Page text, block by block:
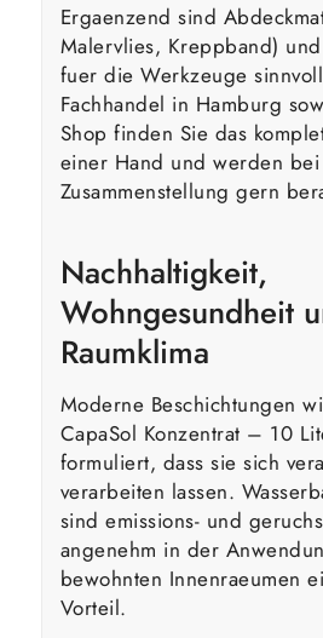
Ergaenzend sind
Malervlies, Kreppband)
fuer die Werkzeuge
Fachhandel in Hamburg
Shop finden Sie das
einer Hand und werden
Zusammenstellung gern
Nachhaltigkeit,
Wohngesundheit
Raumklima
Moderne Beschichtungen
CapaSol Konzentrat – 10
formuliert, dass sie sich
verarbeiten lassen.
sind emissions- und
angenehm in der
bewohnten Innenraeumen
Vorteil.